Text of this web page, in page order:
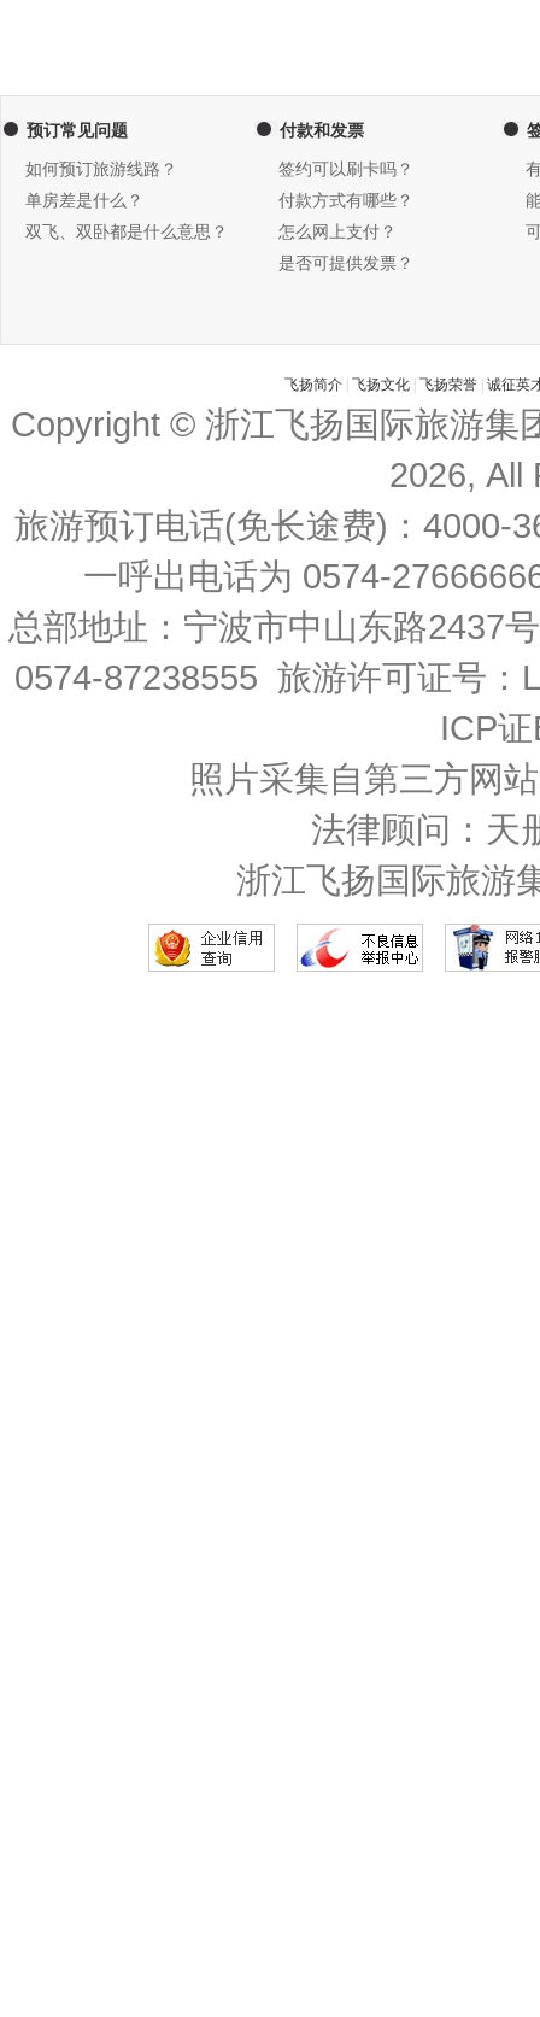
预订常见问题
如何预订旅游线路？
单房差是什么？
双飞、双卧都是什么意思？
付款和发票
签约可以刷卡吗？
付款方式有哪些？
怎么网上支付？
是否可提供发票？
飞扬简介 飞扬文化 飞扬荣誉 诚征英
Copyright © 浙江飞扬国际旅游集
2026, All
旅游预订电话(免长途费)：4000-
一呼出电话为 0574-
总部地址：宁波市中山东路2437
0574-87238555 旅游许可证号
ICP
照片采集自第三方网
法律顾问：天
浙江飞扬国际旅游